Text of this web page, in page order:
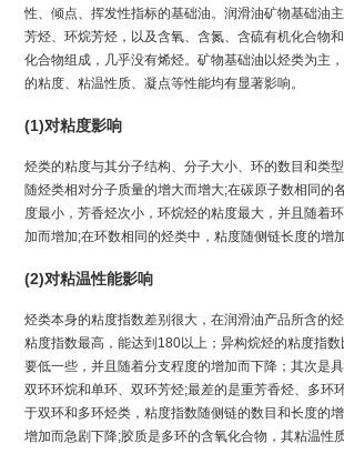
性、倾点、挥发性指标的基础油。润滑油矿物基础油主
芳烃、环烷芳烃，以及含氧、含氮、含硫有机化合物
化合物组成，几乎没有烯烃。矿物基础油以烃类为主
的粘度、粘温性质、凝点等性能均有显著影响。
(1)对粘度影响
烃类的粘度与其分子结构、分子大小、环的数目和类
随烃类相对分子质量的增大而增大;在碳原子数相同的
度最小，芳香烃次小，环烷烃的粘度最大，并且随着
加而增加;在环数相同的烃类中，粘度随侧链长度的增
(2)对粘温性能影响
烃类本身的粘度指数差别很大，在润滑油产品所含的
粘度指数最高，能达到180以上；异构烷烃的粘度指
要低一些，并且随着分支程度的增加而下降；其次是具
双环环烷和单环、双环芳烃;最差的是重芳香烃、多环
于双环和多环烃类，粘度指数随侧链的数目和长度的
增加而急剧下降;胶质是多环的含氧化合物，其粘温性质